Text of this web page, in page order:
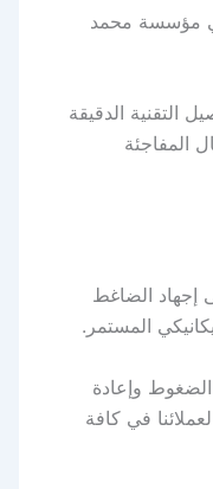
في مؤسسة محمد
التقنية الدقيقة
المفاجئة
إجهاد الضاغط
المستمر.
الضغوط وإعادة
في كافة